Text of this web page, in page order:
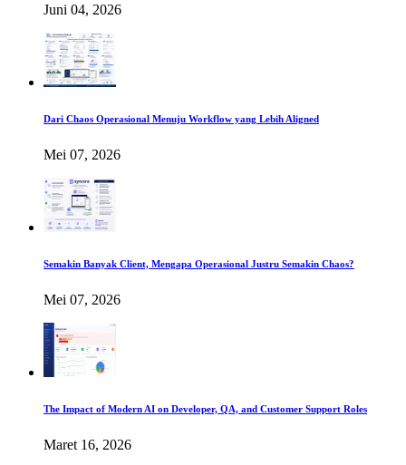
Juni 04, 2026
Dari Chaos Operasional Menuju Workflow yang Lebih Aligned
Mei 07, 2026
Semakin Banyak Client, Mengapa Operasional Justru Semakin Chaos?
Mei 07, 2026
The Impact of Modern AI on Developer, QA, and Customer Support Roles
Maret 16, 2026